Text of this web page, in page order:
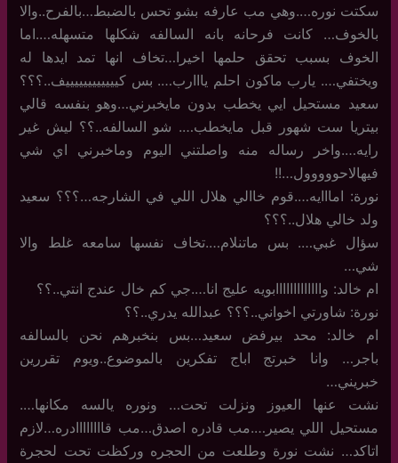
سكتت نوره….وهي مب عارفه بشو تحس بالضبط…بالفرح..والا
بالخوف… كانت فرحانه بانه السالفه شكلها متسهله….اما
الخوف بسبب تحقق حلمها اخيرا…تخاف انها تمد ايدها له
ويختفي…. يارب ماكون احلم يااارب…. بس كييييييييييييف..؟؟؟
سعيد مستحيل ايي يخطب بدون مايخبرني…وهو بنفسه قالي
بيتريا ست شهور قبل مايخطب…. شو السالفه..؟؟ ليش غير
رايه….واخر رساله منه واصلتني اليوم وماخبرني اي شي
فيهالاحووووول…!!
نورة: امااايه….قوم خاالي هلال اللي في الشارجه…؟؟؟ سعيد
ولد خالي هلال..؟؟؟
سؤال غبي…. بس ماتنلام….تخاف نفسها سامعه غلط والا
شي…
ام خالد: وااااااااااااابويه عليج انا….جي كم خال عندج انتي..؟؟
نورة: شاورتي اخواني..؟؟؟ عبدالله يدري..؟؟
ام خالد: محد بيرفض سعيد…بس بنخبرهم نحن بالسالفه
باجر… وانا خبرتج اباج تفكرين بالموضوع..ويوم تقررين
خبريني…
نشت عنها العيوز ونزلت تحت… ونوره يالسه مكانها….
مستحيل اللي يصير….مب قادره اصدق…مب قاااااااادره…لازم
اتاكد… نشت نورة وطلعت من الحجره وركظت تحت لحجرة